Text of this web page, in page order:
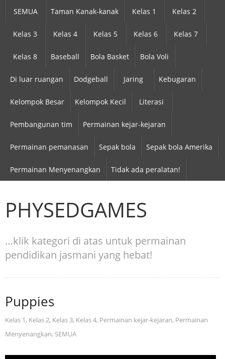
SEMUA Taman Kanak-kanak Kelas 1 Kelas 2
Kelas 3 Kelas 4 Kelas 5 Kelas 6 Kelas 7
Kelas 8 Baseball Bola Basket Bola Voli
Di luar ruangan Dodgeball Jaring Kebugaran
Kelompok Besar Kelompok Kecil Literasi
Pembangunan tim Permainan kejar-kejaran
Permainan pemanasan Sepak bola Sepak bola Amerika
Permainan Menyenangkan Tidak ada peralatan!
PHYSEDGAMES
…klik kategori di atas untuk permainan
pendidikan jasmani yang hebat!
Puppies
Kelas 1, Kelas 2, Kelas 3, Kelas 4, Permainan kejar-kejaran, Permainan
Menyenangkan, SEMUA